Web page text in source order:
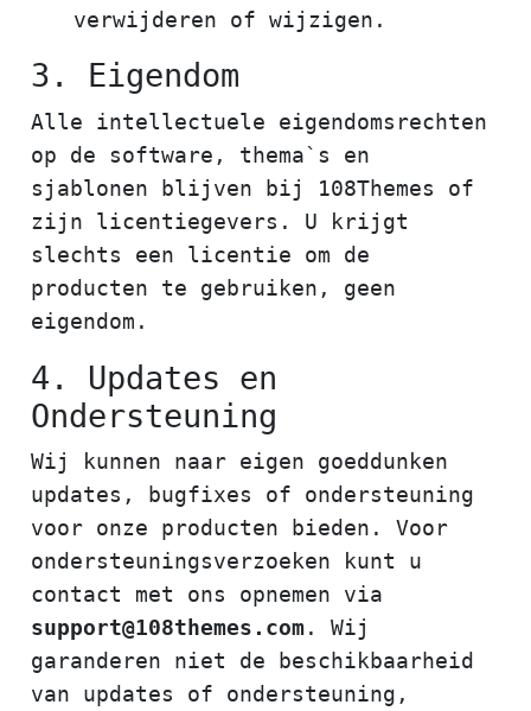
verwijderen of wijzigen.
3. Eigendom
Alle intellectuele eigendomsrechten
op de software, thema`s en
sjablonen blijven bij 108Themes of
zijn licentiegevers. U krijgt
slechts een licentie om de
producten te gebruiken, geen
eigendom.
4. Updates en
Ondersteuning
Wij kunnen naar eigen goeddunken
updates, bugfixes of ondersteuning
voor onze producten bieden. Voor
ondersteuningsverzoeken kunt u
contact met ons opnemen via
support@108themes.com . Wij
garanderen niet de beschikbaarheid
van updates of ondersteuning,